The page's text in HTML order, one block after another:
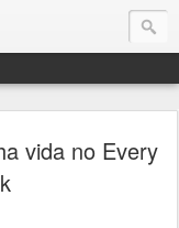
vida no Every